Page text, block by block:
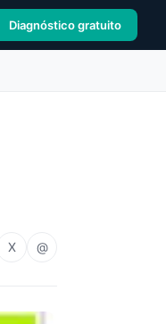
Diagnóstico gratuito
X @